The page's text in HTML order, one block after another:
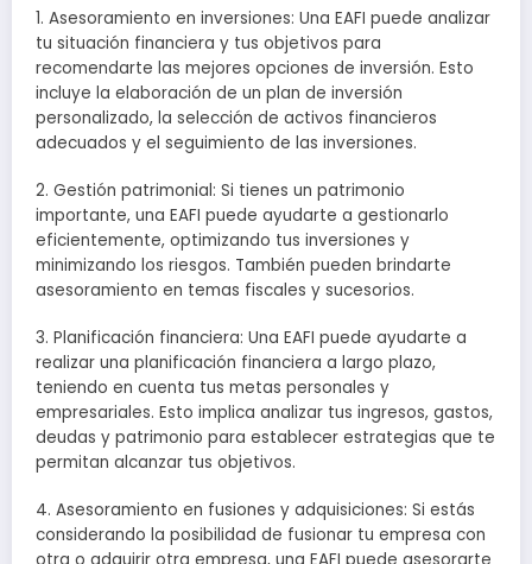
1. Asesoramiento en inversiones: Una EAFI puede analizar
tu situación financiera y tus objetivos para
recomendarte las mejores opciones de inversión. Esto
incluye la elaboración de un plan de inversión
personalizado, la selección de activos financieros
adecuados y el seguimiento de las inversiones.
2. Gestión patrimonial: Si tienes un patrimonio
importante, una EAFI puede ayudarte a gestionarlo
eficientemente, optimizando tus inversiones y
minimizando los riesgos. También pueden brindarte
asesoramiento en temas fiscales y sucesorios.
3. Planificación financiera: Una EAFI puede ayudarte a
realizar una planificación financiera a largo plazo,
teniendo en cuenta tus metas personales y
empresariales. Esto implica analizar tus ingresos, gastos,
deudas y patrimonio para establecer estrategias que te
permitan alcanzar tus objetivos.
4. Asesoramiento en fusiones y adquisiciones: Si estás
considerando la posibilidad de fusionar tu empresa con